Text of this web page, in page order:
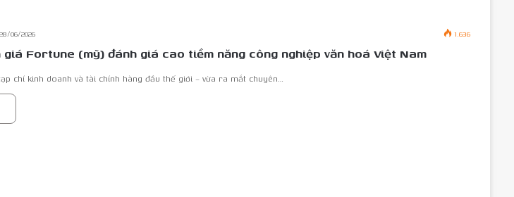
28/06/2026 1.636
Fortune (mỹ) đánh giá cao tiềm năng công nghiệp văn hoá Việt Nam
chí kinh doanh và tài chính hàng đầu thế giới – vừa ra mắt chuyên…